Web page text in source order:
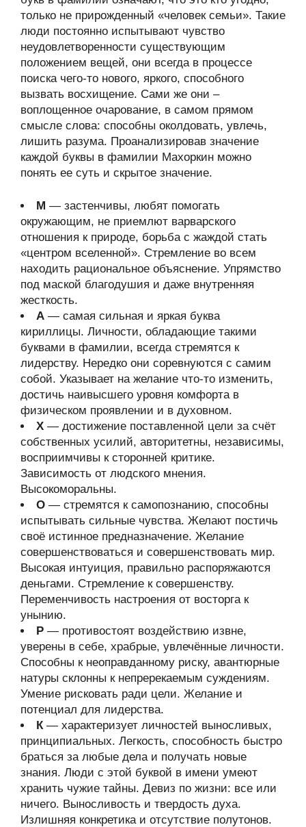
только не прирожденный «человек семьи». Такие
люди постоянно испытывают чувство
неудовлетворенности существующим
положением вещей, они всегда в процессе
поиска чего-то нового, яркого, способного
вызвать восхищение. Сами же они –
воплощенное очарование, в самом прямом
смысле слова: способны околдовать, увлечь,
лишить разума. Проанализировав значение
каждой буквы в фамилии Махоркин можно
понять ее суть и скрытое значение.
М — застенчивы, любят помогать
окружающим, не приемлют варварского
отношения к природе, борьба с жаждой стать
«центром вселенной». Стремление во всем
находить рациональное объяснение. Упрямство
под маской благодушия и даже внутренняя
жесткость.
А — самая сильная и яркая буква
кириллицы. Личности, обладающие такими
буквами в фамилии, всегда стремятся к
лидерству. Нередко они соревнуются с самим
собой. Указывает на желание что-то изменить,
достичь наивысшего уровня комфорта в
физическом проявлении и в духовном.
Х — достижение поставленной цели за счёт
собственных усилий, авторитетны, независимы,
восприимчивы к сторонней критике.
Зависимость от людского мнения.
Высокоморальны.
О — стремятся к самопознанию, способны
испытывать сильные чувства. Желают постичь
своё истинное предназначение. Желание
совершенствоваться и совершенствовать мир.
Высокая интуиция, правильно распоряжаются
деньгами. Стремление к совершенству.
Переменчивость настроения от восторга к
унынию.
Р — противостоят воздействию извне,
уверены в себе, храбрые, увлечённые личности.
Способны к неоправданному риску, авантюрные
натуры склонны к непререкаемым суждениям.
Умение рисковать ради цели. Желание и
потенциал для лидерства.
К— характеризует личностей выносливых,
принципиальных. Легкость, способность быстро
браться за любые дела и получать новые
знания. Люди с этой буквой в имени умеют
хранить чужие тайны. Девиз по жизни: все или
ничего. Выносливость и твердость духа.
Излишняя конкретика и отсутствие полутонов.